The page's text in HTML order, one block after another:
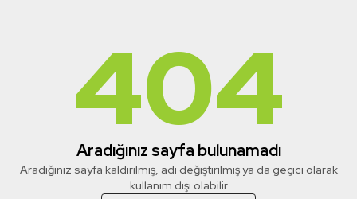
404
Aradığınız sayfa bulunamadı
Aradığınız sayfa kaldırılmış, adı değiştirilmiş ya da geçici olarak
kullanım dışı olabilir